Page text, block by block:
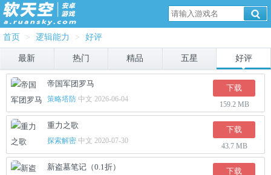
首页 > 逻辑能力 > 好评
最新 热门 精品 五星 好评
帝国军团罗马
策略塔防 中文 2026-06-04
下载
159.2 MB
重力之歌
探索解密 中文 2020-07-30
下载
43.7 MB
新盗墓笔记（0.1折） 下载